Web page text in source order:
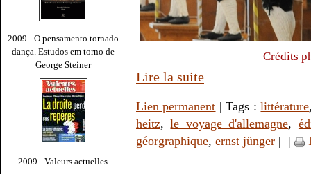
2009 - O pensamento tornado
dança. Estudos em torno de
George Steiner
2009 - Valeurs actuelles
Crédits
Lire la suite
Lien permanent | Tags :littérature
heitz,le voyage d'allemagne,
géorgraphique, ernst jünger | |